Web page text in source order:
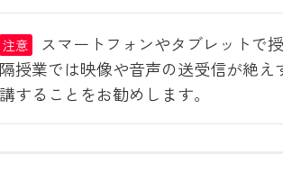
注意
スマートフォンやタブレットで
隔授業では映像や音声の送受信が絶
講することをお勧めします。